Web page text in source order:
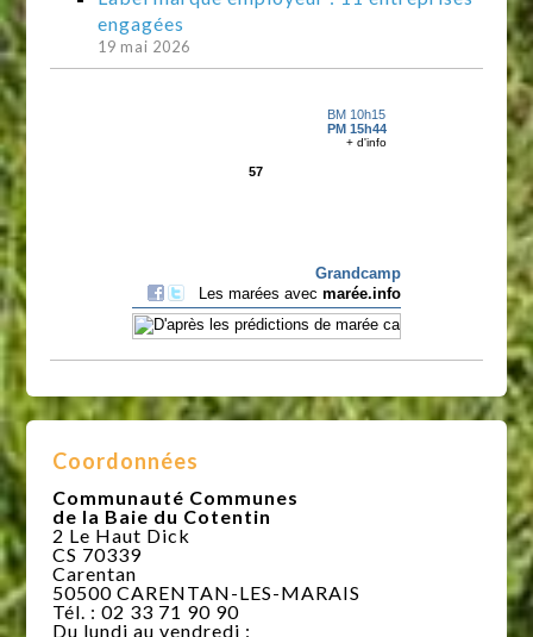
engagées
19 mai 2026
Coordonnées
Communauté Communes
de la Baie du Cotentin
2 Le Haut Dick
CS 70339
Carentan
50500 CARENTAN-LES-MARAIS
Tél. : 02 33 71 90 90
Du lundi au vendredi :